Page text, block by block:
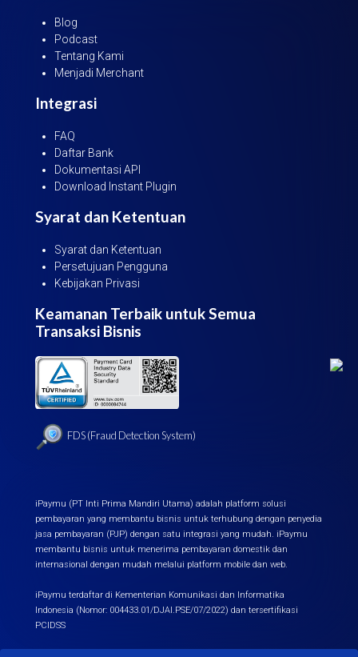
Blog
Podcast
Tentang Kami
Menjadi Merchant
Integrasi
FAQ
Daftar Bank
Dokumentasi API
Download Instant Plugin
Syarat dan Ketentuan
Syarat dan Ketentuan
Persetujuan Pengguna
Kebijakan Privasi
Keamanan Terbaik untuk Semua
Transaksi Bisnis
FDS (Fraud Detection System)
iPaymu (PT Inti Prima Mandiri Utama) adalah platform solusi
pembayaran yang membantu bisnis untuk terhubung dengan penyedia
jasa pembayaran (PJP) dengan satu integrasi yang mudah. iPaymu
membantu bisnis untuk menerima pembayaran domestik dan
internasional dengan mudah melalui platform mobile dan web.
iPaymu terdaftar di Kementerian Komunikasi dan Informatika
Indonesia (Nomor: 004433.01/DJAI.PSE/07/2022) dan tersertifikasi
PCIDSS